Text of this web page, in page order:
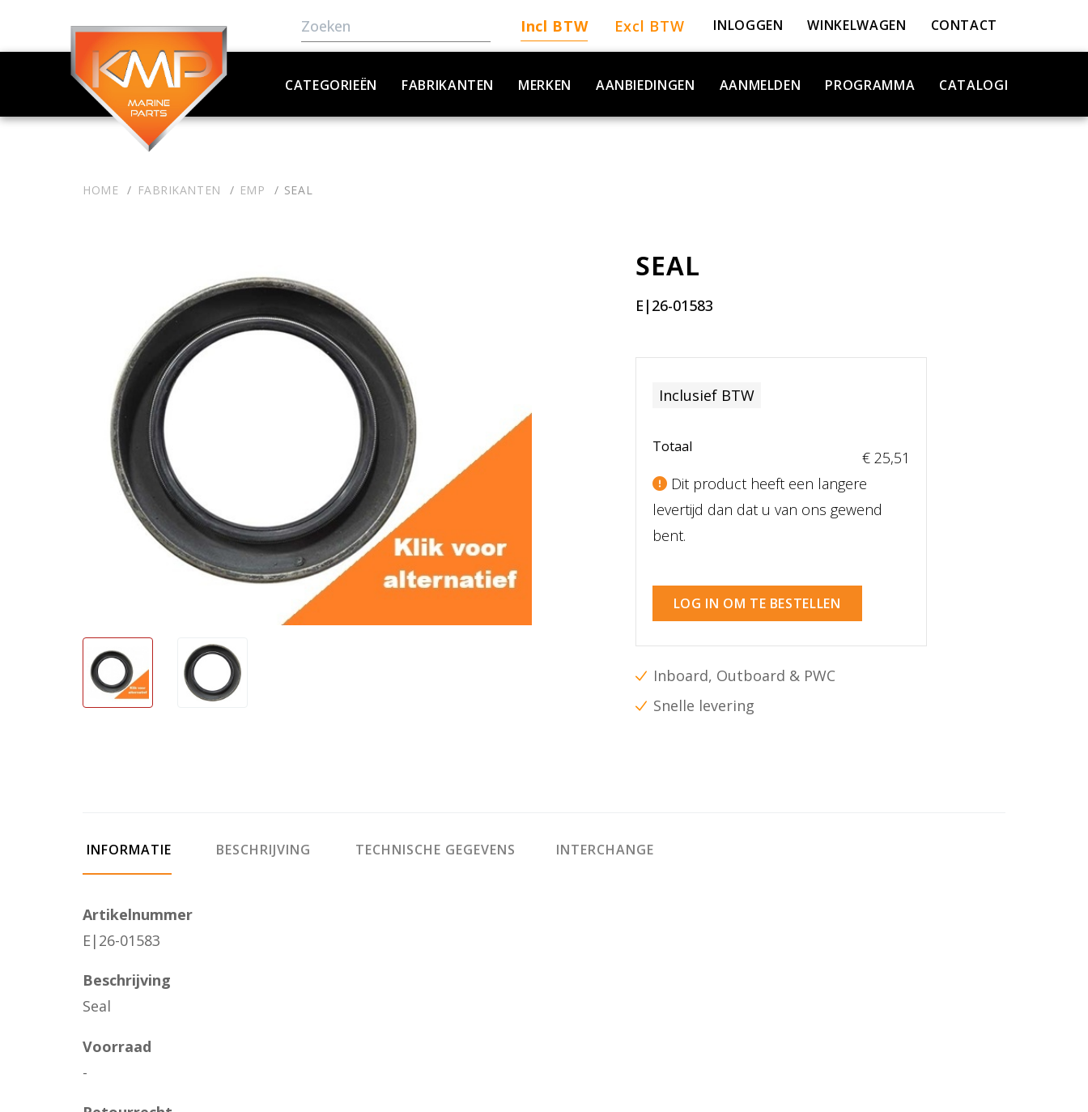
Incl BTW Excl BTW INLOGGEN WINKELWAGEN CONTACT
CATEGORIEËN FABRIKANTEN MERKEN AANBIEDINGEN AANMELDEN PROGRAMMA CATALOGI
HOME FABRIKANTEN EMP SEAL
SEAL
E|26-01583
Inclusief BTW
Totaal
€ 25,51
Dit product heeft een langere
levertijd dan dat u van ons gewend
bent.
LOG IN OM TE BESTELLEN
Inboard, Outboard & PWC
Snelle levering
INFORMATIE BESCHRIJVING TECHNISCHE GEGEVENS INTERCHANGE
Artikelnummer
E|26-01583
Beschrijving
Seal
Voorraad
-